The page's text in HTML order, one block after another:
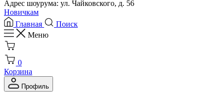
Адрес шоурума: ул. Чайковского, д. 56
Новичкам
Главная
Поиск
Меню
0
Корзина
Профиль